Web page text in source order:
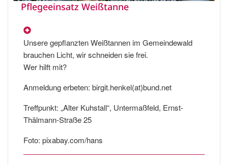
Pflegeeinsatz Weißtanne
Unsere gepflanzten Weißtannen im Gemeindewald
brauchen Licht, wir schneiden sie frei.
Wer hilft mit?
Anmeldung erbeten: birgit.henkel(at)bund.net
Treffpunkt: „Alter Kuhstall“, Untermaßfeld, Ernst-
Thälmann-Straße 25
Foto: pixabay.com/hans